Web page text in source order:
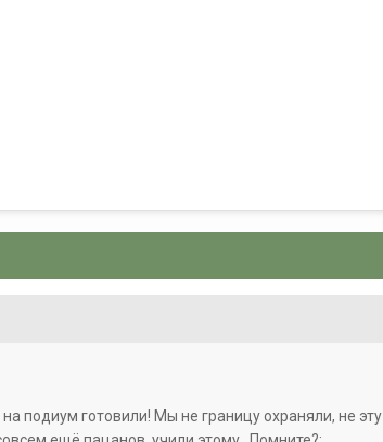
подиум готовили! Мы не границу охраняли, не эту